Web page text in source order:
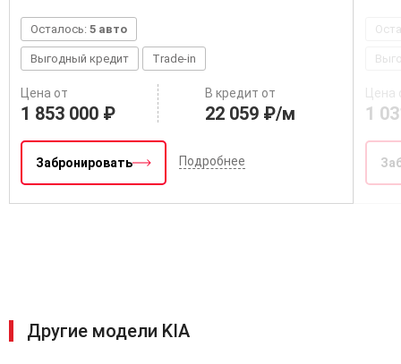
Осталось: 5 авто
Выгодный кредит Trade-in
Цена от
1 853 000 ₽
В кредит от
22 059 ₽/м
Забронировать Подробнее
Цена
1
Другие модели KIA